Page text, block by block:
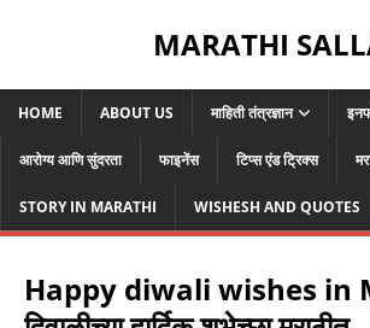
MARATHI
HOME ABOUT US माहिती तंत्रज्ञान
आरोग्य आणि सुंदरता फाइनेंस टिप्स एंड ट्रिक्स
STORY IN MARATHI WISHESH AND QUOTES
Happy diwali wishes in